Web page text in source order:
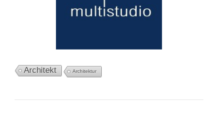
Architekt Architektur